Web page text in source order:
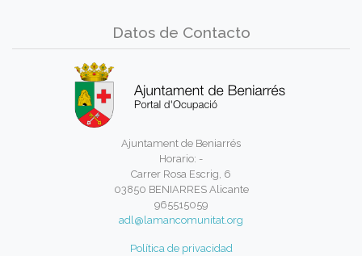
Datos de Contacto
Ajuntament de Beniarrés
Horario: -
Carrer Rosa Escrig, 6
03850 BENIARRES Alicante
965515059
adl@lamancomunitat.org
Política de privacidad